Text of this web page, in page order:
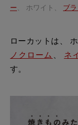
ー 、 ホワイト、 ブ
ローカットは、
ノクローム 、 ネ
す。